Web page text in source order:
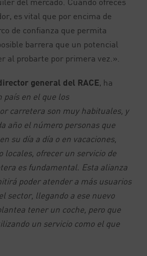
es vital que por encima de
de confianza que permita
barrera que un potencial
al probarte por primera vez.».
general del RACE, ha
país en el que los
carretera son muy habituales, y
año el número personas que
su día a día o en vacaciones,
locales, ofrecer un servicio de
es fundamental. Esta alianza
poder atender a más usuarios
sector, llegando a ese nuevo
tener un coche, pero que
un servicio como el que